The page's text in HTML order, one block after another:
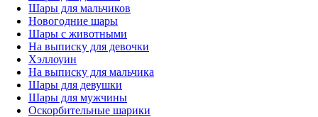
Шары для мальчиков
Новогодние шары
Шары с животными
На выписку для девочки
Хэллоуин
На выписку для мальчика
Шары для девушки
Шары для мужчины
Оскорбительные шарики